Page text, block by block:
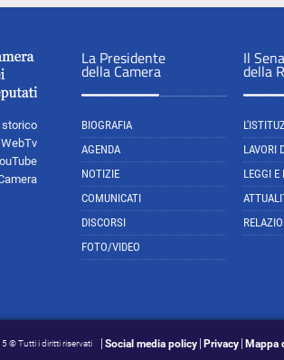
storico
WebTv
La Presidente
della Camera
BIOGRAFIA
AGENDA
NOTIZIE
COMUNICATI
DISCORSI
FOTO/VIDEO
Il
della
LAVORI
LEGGI E
© Tutti i diritti riservati Social media policy Privacy Mappa